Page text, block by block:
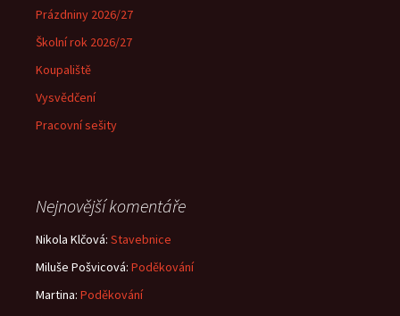
Prázdniny 2026/27
Školní rok 2026/27
Koupaliště
Vysvědčení
Pracovní sešity
Nejnovější komentáře
Nikola Klčová: Stavebnice
Miluše Pošvicová: Poděkování
Martina: Poděkování